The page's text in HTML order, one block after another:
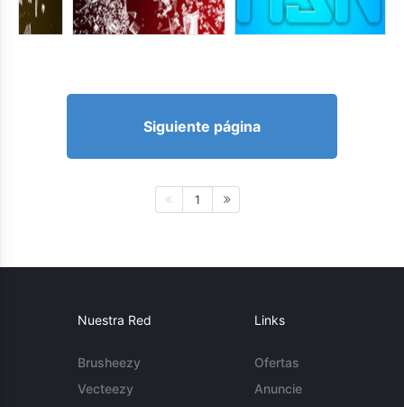
Siguiente página
1
Nuestra Red
Brusheezy
Vecteezy
Links
Ofertas
Anuncie